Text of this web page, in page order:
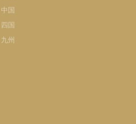
中国
四国
九州